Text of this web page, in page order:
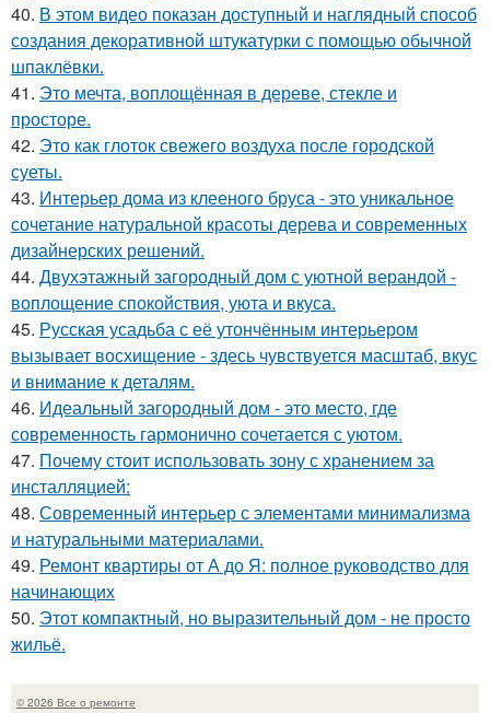
40. В этом видео показан доступный и наглядный способ
создания декоративной штукатурки с помощью обычной
шпаклёвки.
41. Это мечта, воплощённая в дереве, стекле и
просторе.
42. Это как глоток свежего воздуха после городской
суеты.
43. Интерьер дома из клееного бруса - это уникальное
сочетание натуральной красоты дерева и современных
дизайнерских решений.
44. Двухэтажный загородный дом с уютной верандой -
воплощение спокойствия, уюта и вкуса.
45. Русская усадьба с её утончённым интерьером
вызывает восхищение - здесь чувствуется масштаб, вкус
и внимание к деталям.
46. Идеальный загородный дом - это место, где
современность гармонично сочетается с уютом.
47. Почему стоит использовать зону с хранением за
инсталляцией:
48. Современный интерьер с элементами минимализма
и натуральными материалами.
49. Ремонт квартиры от А до Я: полное руководство для
начинающих
50. Этот компактный, но выразительный дом - не просто
жильё.
© 2026 Все о ремонте